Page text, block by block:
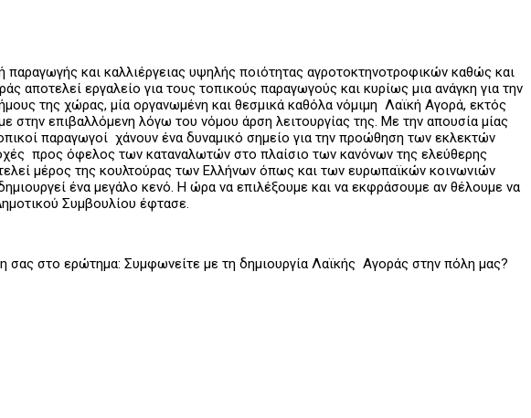
και καλλιέργειας υψηλής ποιότητας αγροτοκτηνοτροφικών καθώς και
αποτελεί εργαλείο για τους τοπικούς παραγωγούς και κυρίως μια ανάγκη για την
της χώρας, μία οργανωμένη και θεσμικά καθόλα νόμιμη Λαϊκή Αγορά, εκτός
επιβαλλόμενη λόγω του νόμου άρση λειτουργίας της. Με την απουσία μίας
παραγωγοί χάνουν ένα δυναμικό σημείο για την προώθηση των εκλεκτών
προς όφελος των καταναλωτών στο πλαίσιο των κανόνων της ελεύθερης
μέρος της κουλτούρας των Ελλήνων όπως και των ευρωπαϊκών κοινωνιών
ένα μεγάλο κενό. Η ώρα να επιλέξουμε και να εκφράσουμε αν θέλουμε να
Συμβουλίου έφτασε.
στο ερώτημα: Συμφωνείτε με τη δημιουργία Λαϊκής Αγοράς στην πόλη μας?